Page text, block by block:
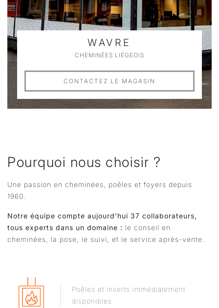
WAVRE
CHEMINÉES LIÉGEOIS
CONTACTEZ LE MAGASIN
Pourquoi nous choisir ?
Une passion en cheminées, poêles et foyers depuis
1960.
Notre équipe compte aujourd’hui 37 collaborateurs,
tous experts dans un domaine : le conseil en
cheminées, la pose, le suivi, et le service après-vente.
Poêles et inserts immédiatement
disponibles